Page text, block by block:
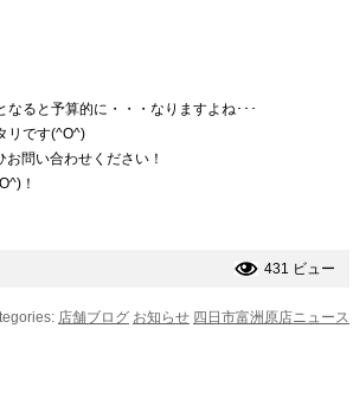
ると予算的に・・・なりますよね･･･
リです(^O^)
問い合わせください！
！
431 ビュー
店舗ブログ お知らせ 四日市富洲原店ニュース